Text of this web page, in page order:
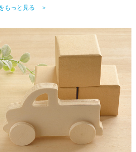
もっと見る ＞